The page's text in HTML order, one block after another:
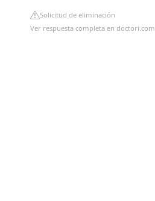
Solicitud de eliminación
Ver respuesta completa en doctori.com